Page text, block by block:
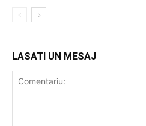
LASATI UN MESAJ